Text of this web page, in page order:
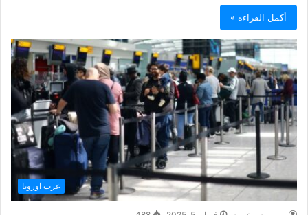
أكمل القراءة »
عرب اوروبا